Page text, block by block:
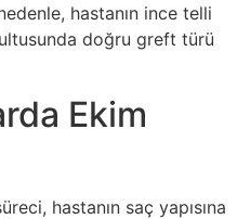
hastanın ince telli
doğru greft türü
Ekim
hastanın saç yapısına